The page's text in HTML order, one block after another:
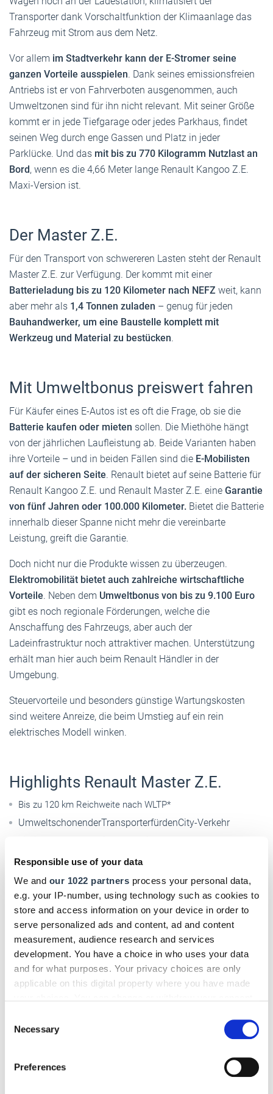
Responsible use of your data
We and our 1022 partners process your personal data,
e.g. your IP-number, using technology such as cookies to
store and access information on your device in order to
serve personalized ads and content, ad and content
measurement, audience research and services
development. You have a choice in who uses your data
and for what purposes. Your privacy choices are only
applicable on this digital property where you have made
the Privacy trigger icon.
Collect information about your geographical location
Selection
Necessary
Preferences
Transporter dank Vorschaltfunktion der Klimaanlage das
Fahrzeug mit Strom aus dem Netz.
Vor allem im Stadtverkehr kann der E-Stromer seine
ganzen Vorteile ausspielen. Dank seines emissionsfreien
Antriebs ist er von Fahrverboten ausgenommen, auch
Umweltzonen sind für ihn nicht relevant. Mit seiner Größe
kommt er in jede Tiefgarage oder jedes Parkhaus, findet
seinen Weg durch enge Gassen und Platz in jeder
Parklücke. Und das mit bis zu 770 Kilogramm Nutzlast an
Bord, wenn es die 4,66 Meter lange Renault Kangoo Z.E.
Maxi-Version ist.
Der Master Z.E.
Für den Transport von schwereren Lasten steht der Renault
Master Z.E. zur Verfügung. Der kommt mit einer
Batterieladung bis zu 120 Kilometer nach NEFZ weit, kann
aber mehr als 1,4 Tonnen zuladen – genug für jeden
Bauhandwerker, um eine Baustelle komplett mit
Werkzeug und Material zu bestücken.
Mit Umweltbonus preiswert fahren
Für Käufer eines E-Autos ist es oft die Frage, ob sie die
Batterie kaufen oder mieten sollen. Die Miethöhe hängt
von der jährlichen Laufleistung ab. Beide Varianten haben
ihre Vorteile – und in beiden Fällen sind die E-Mobilisten
auf der sicheren Seite. Renault bietet auf seine Batterie für
Renault Kangoo Z.E. und Renault Master Z.E. eine Garantie
von fünf Jahren oder 100.000 Kilometer. Bietet die Batterie
innerhalb dieser Spanne nicht mehr die vereinbarte
Leistung, greift die Garantie.
Doch nicht nur die Produkte wissen zu überzeugen.
Elektromobilität bietet auch zahlreiche wirtschaftliche
Vorteile. Neben dem Umweltbonus von bis zu 9.100 Euro
gibt es noch regionale Förderungen, welche die
Anschaffung des Fahrzeugs, aber auch der
Ladeinfrastruktur noch attraktiver machen. Unterstützung
erhält man hier auch beim Renault Händler in der
Umgebung.
Steuervorteile und besonders günstige Wartungskosten
sind weitere Anreize, die beim Umstieg auf ein rein
elektrisches Modell winken.
Highlights Renault Master Z.E.
Bis zu 120 km Reichweite nach WLTP*
UmweltschonenderTransporterfürdenCity-Verkehr
Energiedichte
Elektromotor mit 57 kW/76 PS
Komfortables Laden per Wallbox
Drei Radstände, drei Längen, zwei Laderaumhöhen
Kastenwagen mit bis zu 12,5 m3 Laderaum***
Seitliche Schiebetür
Bis 1.460 kg Zuladung
Bedienfreundliches Getriebe mit konstanter Untersetzung
Highlights Renault Kangoo Z.E.
Wärmepumpe für energieeffiziente Klimatisierung